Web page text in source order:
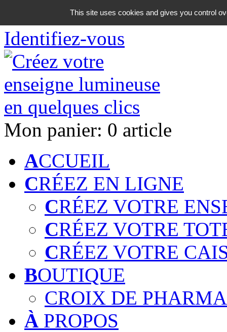
06 18 42 08 59
Identifiez-vous
Mon panier: 0 article
ACCUEIL
CRÉEZ EN LIGNE
CRÉEZ VOTRE
CRÉEZ VOTRE
CRÉEZ VOTRE
BOUTIQUE
CROIX DE
À PROPOS
This site uses cookies and gives you control